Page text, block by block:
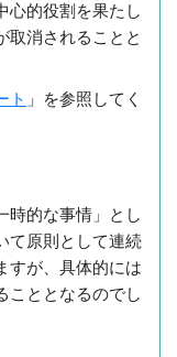
心的役割を果たし
取消されることと
ト 」を参照してく
時的な事情」とし
て原則として連続
すが、具体的には
こととなるのでし